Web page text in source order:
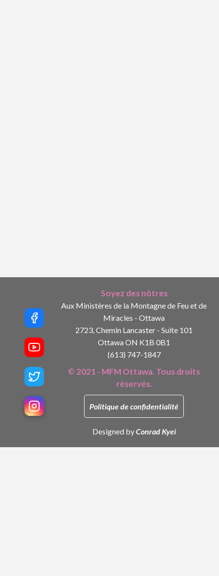
Soyez des nôtres
Aux Ministères de la Montagne de Feu et de
Miracles - Ottawa
2723, Chemin Lancaster - Suite 101
Ottawa ON K1B 0B1
(613) 747-1847
© 2021 - MFM Ottawa. Tous droits
réservés.
Politique de confidentialité
Designed byConrad Kyei